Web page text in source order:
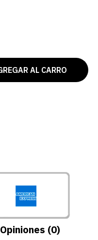
Opiniones (0)